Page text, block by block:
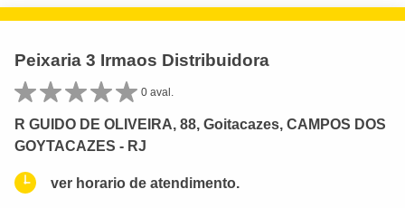
Peixaria 3 Irmaos Distribuidora
0 aval.
R GUIDO DE OLIVEIRA, 88, Goitacazes, CAMPOS DOS
GOYTACAZES - RJ
ver horario de atendimento.